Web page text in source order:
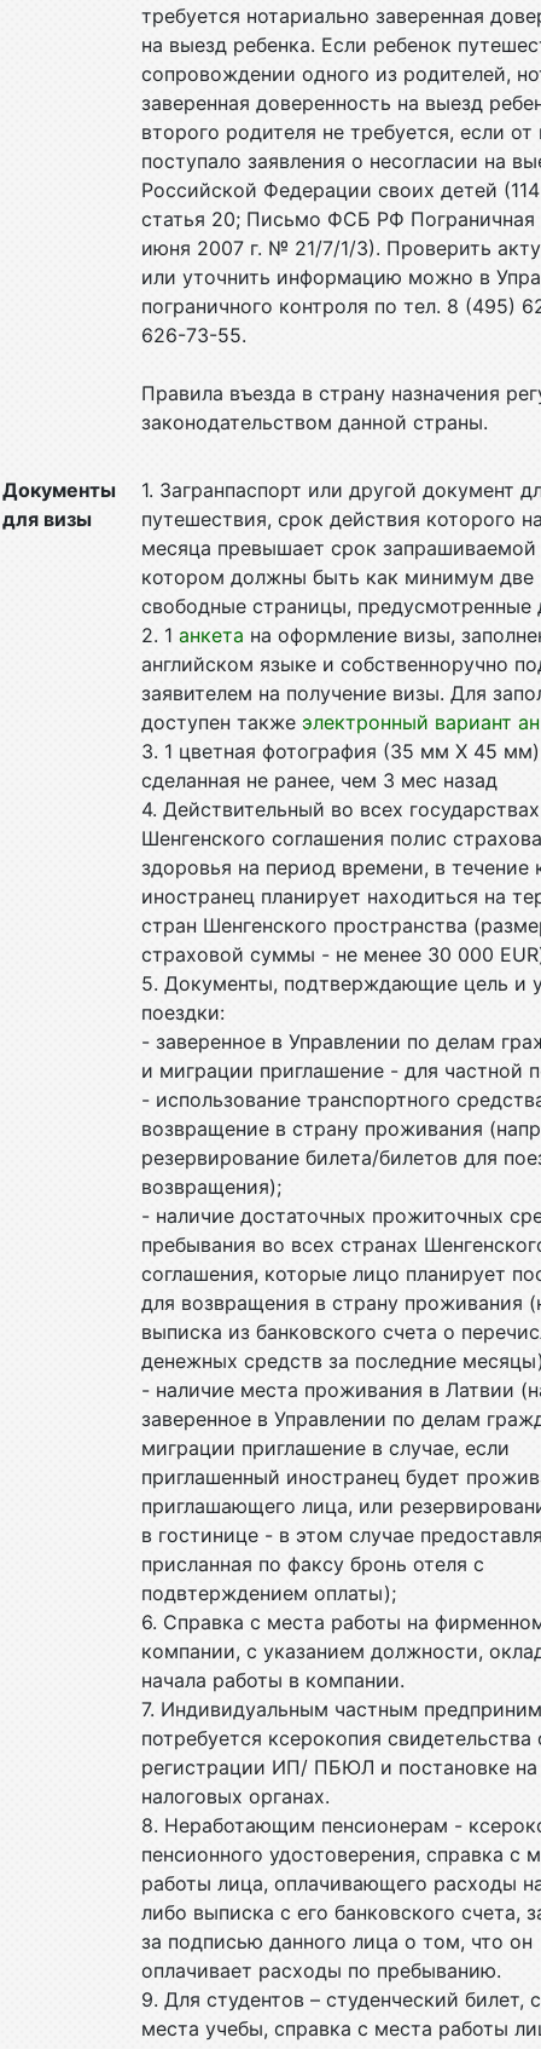
требуется нотариально заверенная
на выезд ребенка. Если ребенок
сопровождении одного из родителей,
заверенная доверенность на выезд
второго родителя не требуется, если от
поступало заявления о несогласии на
Российской Федерации своих детей
статья 20; Письмо ФСБ РФ Пограничная
июня 2007 г. № 21/7/1/3). Проверить
или уточнить информацию можно в
пограничного контроля по тел. 8 (495)
626-73-55.
Правила въезда в страну назначения
законодательством данной страны.
Документы
для визы
1. Загранпаспорт или другой документ
путешествия, срок действия которого
месяца превышает срок запрашиваемой
котором должны быть как минимум две
свободные страницы, предусмотренные
2. 1 анкета на оформление визы,
английском языке и собственноручно
заявителем на получение визы. Для
доступен также электронный вариант
3. 1 цветная фотография (35 мм X 45
сделанная не ранее, чем 3 мес назад
4. Действительный во всех
Шенгенского соглашения полис
здоровья на период времени, в течение
иностранец планирует находиться на
стран Шенгенского пространства
страховой суммы - не менее 30 000
5. Документы, подтверждающие цель и
поездки:
- заверенное в Управлении по делам
и миграции приглашение - для частной
- использование транспортного
возвращение в страну проживания
резервирование билета/билетов для
возвращения);
- наличие достаточных прожиточных
пребывания во всех странах
соглашения, которые лицо планирует
для возвращения в страну проживания
выписка из банковского счета о
денежных средств за последние
- наличие места проживания в Латвии
заверенное в Управлении по делам
миграции приглашение в случае, если
приглашенный иностранец будет
приглашающего лица, или
в гостинице - в этом случае
присланная по факсу бронь отеля с
подвтерждением оплаты);
6. Справка с места работы на
компании, с указанием должности,
начала работы в компании.
7. Индивидуальным частным
потребуется ксерокопия свидетельства
регистрации ИП/ ПБЮЛ и постановке на
налоговых органах.
8. Неработающим пенсионерам -
пенсионного удостоверения, справка с
работы лица, оплачивающего расходы
либо выписка с его банковского счета,
за подписью данного лица о том, что он
оплачивает расходы по пребыванию.
9. Для студентов – студенческий билет,
места учебы, справка с места работы